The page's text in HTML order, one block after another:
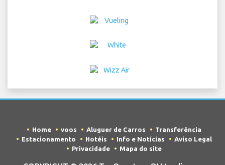
Home voos Aluguer de Carros
Transferência
Estacionamento
Hotéis Info e Notícias
Aviso Legal
Privacidade
Mapa do site